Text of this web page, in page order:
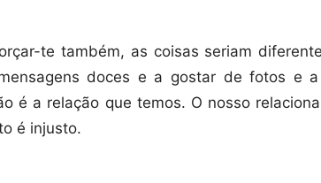
te também, as coisas seriam
doces e a gostar de fotos e
é a relação que temos. O nosso
é injusto.